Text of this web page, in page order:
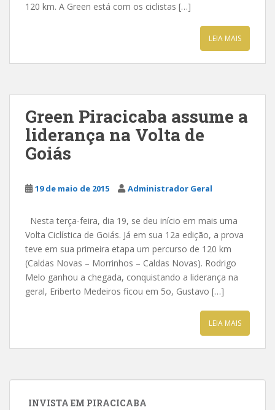
120 km. A Green está com os ciclistas […]
LEIA MAIS
Green Piracicaba assume a
liderança na Volta de
Goiás
19 de maio de 2015 Administrador Geral
Nesta terça-feira, dia 19, se deu início em mais uma
Volta Ciclística de Goiás. Já em sua 12a edição, a prova
teve em sua primeira etapa um percurso de 120 km
(Caldas Novas – Morrinhos – Caldas Novas). Rodrigo
Melo ganhou a chegada, conquistando a liderança na
geral, Eriberto Medeiros ficou em 5o, Gustavo […]
LEIA MAIS
INVISTA EM PIRACICABA